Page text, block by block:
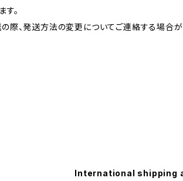
。
際、発送方法の変更についてご連絡する場合が
International shipping